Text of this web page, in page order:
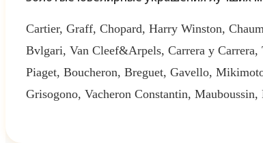
Cartier, Graff, Chopard, Harry Winston,
Bvlgari, Van Cleef&Arpels, Carrera y
Piaget, Boucheron, Breguet, Gavello,
Grisogono, Vacheron Constantin, Mauboussin,